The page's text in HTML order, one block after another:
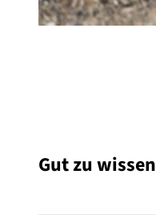
Gut zu wissen